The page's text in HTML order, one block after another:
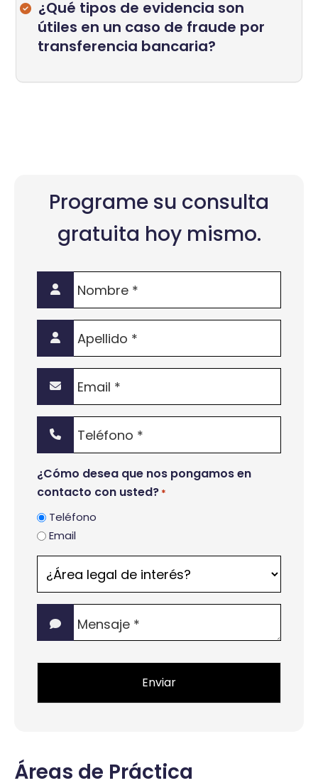
¿Qué tipos de evidencia son
útiles en un caso de fraude por
transferencia bancaria?
Programe su consulta
gratuita hoy mismo.
Nombre
Apellido
Teléfono
¿Cómo desea que nos pongamos en
contacto con usted? *
Teléfono
Email
¿Área
legal
de
interés?
*
Áreas de Práctica